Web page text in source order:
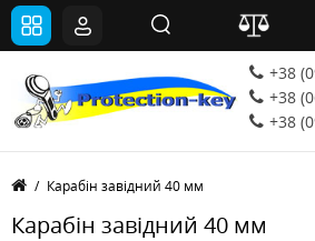
+38
+38
+38
Карабін завідний 40 мм
Карабін завідний 40 мм